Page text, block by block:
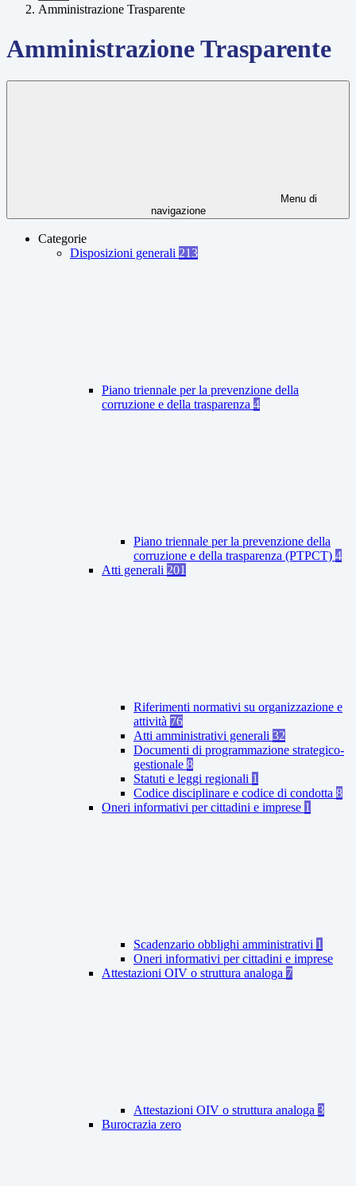
Amministrazione Trasparente
Amministrazione Trasparente
Menu di
navigazione
Categorie
Disposizioni generali 213
Piano triennale per la prevenzione della
corruzione e della trasparenza 4
Piano triennale per la prevenzione della
corruzione e della trasparenza (PTPCT) 4
Atti generali 201
Riferimenti normativi su organizzazione e
attività 76
Atti amministrativi generali 32
Documenti di programmazione strategico-
gestionale 8
Statuti e leggi regionali 1
Codice disciplinare e codice di condotta 8
Oneri informativi per cittadini e imprese 1
Scadenzario obblighi amministrativi 1
Oneri informativi per cittadini e imprese
Attestazioni OIV o struttura analoga 7
Attestazioni OIV o struttura analoga 3
Burocrazia zero